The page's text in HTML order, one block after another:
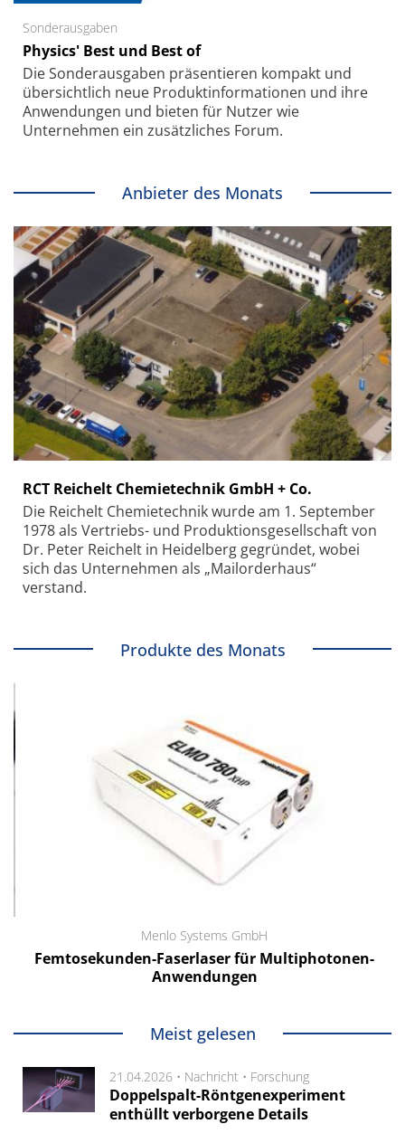
Sonderausgaben
Physics' Best und Best of
Die Sonder­ausgaben präsentieren kompakt und
übersichtlich neue Produkt­informationen und ihre
Anwendungen und bieten für Nutzer wie
Unternehmen ein zusätzliches Forum.
Anbieter des Monats
RCT Reichelt Chemietechnik GmbH + Co.
Die Reichelt Chemietechnik wurde am 1. September
1978 als Vertriebs- und Produktionsgesellschaft von
Dr. Peter Reichelt in Heidelberg gegründet, wobei
sich das Unternehmen als „Mailorderhaus“
verstand.
Produkte des Monats
Menlo Systems GmbH
Femtosekunden-Faserlaser für Multiphotonen-
Anwendungen
Meist gelesen
21.04.2026 • Nachricht • Forschung
Doppelspalt-Röntgenexperiment
enthüllt verborgene Details